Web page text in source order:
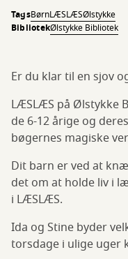
TagsBørnLÆSLÆSØlstykke
BibliotekØlstykke Bibliotek
Er du klar til en sjov
LÆSLÆS på Ølstykke
de 6-12 årige og
bøgernes magiske
Dit barn er ved at
det om at holde liv i
i LÆSLÆS.
Ida og Stine byder
torsdage i ulige uger